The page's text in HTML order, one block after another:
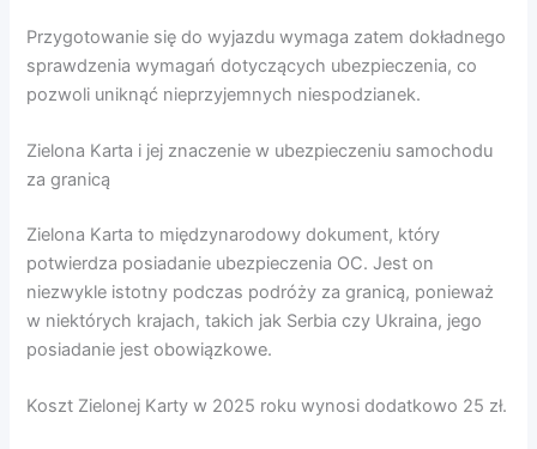
Przygotowanie się do wyjazdu wymaga zatem dokładnego
sprawdzenia wymagań dotyczących ubezpieczenia, co
pozwoli uniknąć nieprzyjemnych niespodzianek.
Zielona Karta i jej znaczenie w ubezpieczeniu samochodu
za granicą
Zielona Karta to międzynarodowy dokument, który
potwierdza posiadanie ubezpieczenia OC. Jest on
niezwykle istotny podczas podróży za granicą, ponieważ
w niektórych krajach, takich jak Serbia czy Ukraina, jego
posiadanie jest obowiązkowe.
Koszt Zielonej Karty w 2025 roku wynosi dodatkowo 25 zł.